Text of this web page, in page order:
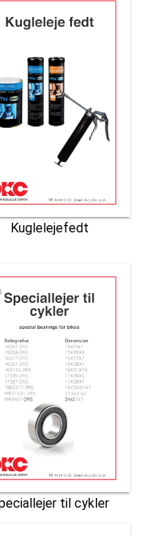
Kuglelejefedt
til cykler